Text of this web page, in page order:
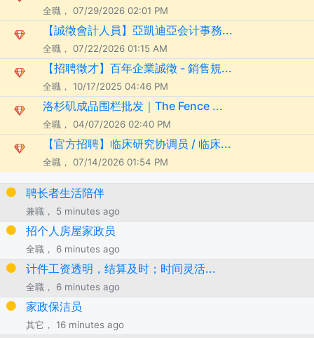
全職， 07/29/2026 02:01 PM
【誠徵會計人員】亞凱迪亞会计事務...
全職， 07/22/2026 01:15 AM
【招聘徵才】百年企業誠徵 - 銷售規...
全職， 10/17/2025 04:46 PM
洛杉矶成品围栏批发｜The Fence ...
全職， 04/07/2026 02:40 PM
【官方招聘】临床研究协调员 / 临床...
全職， 07/14/2026 01:54 PM
聘长者生活陪伴
兼職， 5 minutes ago
招个人房屋家政员
全職， 6 minutes ago
计件工资透明，结算及时；时间灵活...
全職， 6 minutes ago
家政保洁员
其它， 16 minutes ago